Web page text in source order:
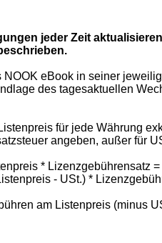
jeder Zeit
eBook in seiner
des tagesaktuellen
für jede Währung
angeben, außer für
* Lizenzgebührensatz
- USt.) *
am Listenpreis (minus